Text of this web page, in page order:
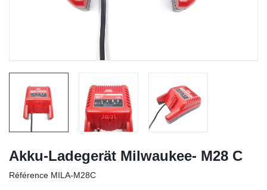
Akku-Ladegerät Milwaukee- M28 C
Référence MILA-M28C